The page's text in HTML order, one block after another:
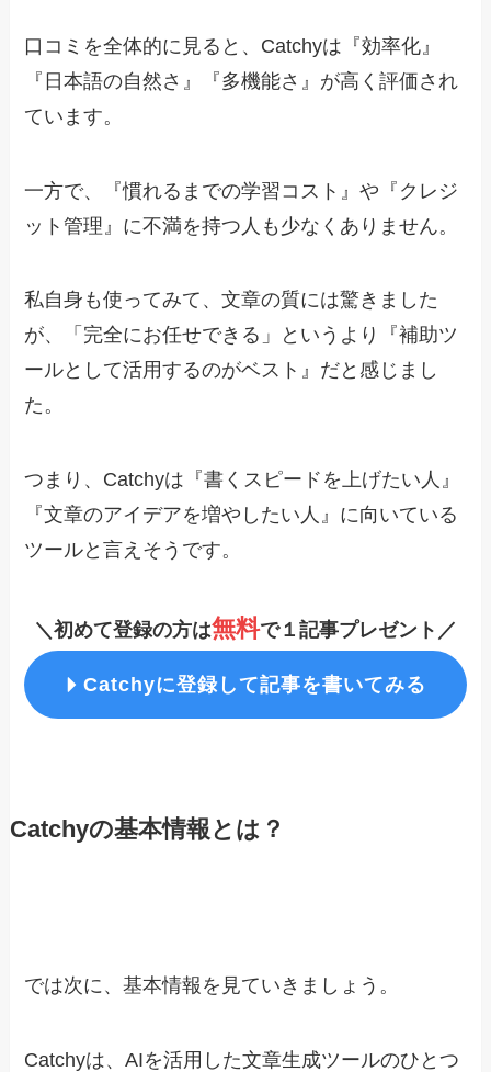
口コミを全体的に見ると、Catchyは『効率化』
『日本語の自然さ』『多機能さ』が高く評価され
ています。
一方で、『慣れるまでの学習コスト』や『クレジ
ット管理』に不満を持つ人も少なくありません。
私自身も使ってみて、文章の質には驚きました
が、「完全にお任せできる」というより『補助ツ
ールとして活用するのがベスト』だと感じまし
た。
つまり、Catchyは『書くスピードを上げたい人』
『文章のアイデアを増やしたい人』に向いている
ツールと言えそうです。
＼初めて登録の方は無料で１記事プレゼント／
Catchyに登録して記事を書いてみる
Catchyの基本情報とは？
では次に、基本情報を見ていきましょう。
Catchyは、AIを活用した文章生成ツールのひとつ